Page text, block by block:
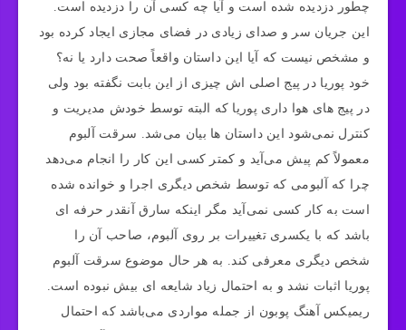
چطور دزدیده شده است و آیا چه کسی آن را دزدیده است.
این جریان سر و صدای زیادی در فضای مجازی ایجاد کرده بود
و مشخص نیست که آیا این داستان واقعاً صحت دارد یا نه؟
خود پوریا در پیج اصلی اش چیزی از این بابت نگفته بود ولی
در پیج های هوا داری پوریا که البته توسط خودش مدیریت و
کنترل نمی‌شود این داستان ها بیان می‌شد. سرقت آلبوم
معمولاً کم پیش می‌آید و کمتر کسی این کار را انجام می‌دهد
چرا که آلبومی که توسط شخص دیگری اجرا و خوانده شده
است به کار کسی نمی‌آید مگر اینکه سارق آنقدر حرفه ای
باشد که با یکسری تغییرات بر روی آلبوم، صاحب آن را
شخص دیگری معرفی کند. به هر حال موضوع سرقت آلبوم
پوریا اثبات نشد و به احتمال زیاد شایعه ای بیش نبوده است.
ریمیکس آهنگ پوبون از جمله مواردی می‌باشد که احتمال